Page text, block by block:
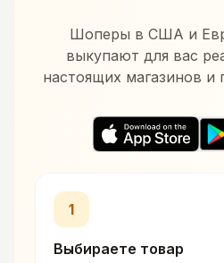
Шоперы в США и
выкупают для вас
настоящих магазинов
1
Выбираете товар